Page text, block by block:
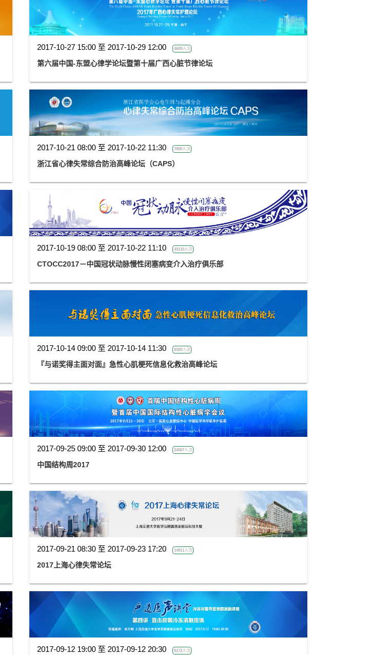
2017-10-27 15:00 至 2017-10-29 12:00 4689人次
第六届中国-东盟心律学论坛暨第十届广西心脏节律论坛
2017-10-21 08:00 至 2017-10-22 11:30 7900人次
浙江省心律失常综合防治高峰论坛（CAPS）
2017-10-19 08:00 至 2017-10-22 11:10 43110人次
CTOCC2017－中国冠状动脉慢性闭塞病变介入治疗俱乐部
2017-10-14 09:00 至 2017-10-14 11:30 5320人次
『与诺奖得主面对面』急性心肌梗死信息化救治高峰论坛
2017-09-25 09:00 至 2017-09-30 12:00 24567人次
中国结构周2017
2017-09-21 08:30 至 2017-09-23 17:20 14011人次
2017上海心律失常论坛
2017-09-12 19:00 至 2017-09-12 20:30 6172人次